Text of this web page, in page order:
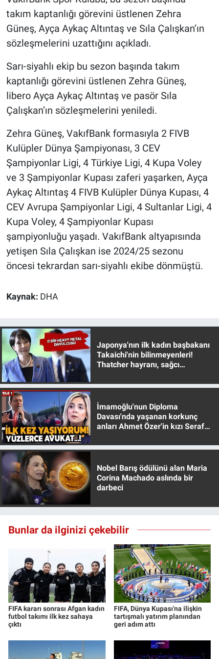
takım kaptanlığı görevini üstlenen Zehra
Güneş, Ayça Aykaç Altıntaş ve Sıla Çalışkan’ın
sözleşmelerini uzattığını açıkladı.
Sarı-siyahlı ekip bu sezon başında takım
kaptanlığı görevini üstlenen Zehra Güneş,
libero Ayça Aykaç Altıntaş ve pasör Sıla
Çalışkan’ın sözleşmelerini yeniledi.
Zehra Güneş, VakıfBank formasıyla 2 FIVB
Kulüpler Dünya Şampiyonası, 3 CEV
Şampiyonlar Ligi, 4 Türkiye Ligi, 4 Kupa Voley
ve 3 Şampiyonlar Kupası zaferi yaşarken, Ayça
Aykaç Altıntaş 4 FIVB Kulüpler Dünya Kupası, 4
CEV Avrupa Şampiyonlar Ligi, 4 Sultanlar Ligi, 4
Kupa Voley, 4 Şampiyonlar Kupası
şampiyonluğu yaşadı. VakıfBank altyapısında
yetişen Sıla Çalışkan ise 2024/25 sezonu
öncesi tekrardan sarı-siyahlı ekibe dönmüştü.
Kaynak: DHA
Japonya'nın ilk kadın başbakanı
Takaichi'nin bilinmeyenleri!
Thatcher hayranı, sağcı
İmamoğlu'nun Diploma
Davası'nda yaşanan korkunç
anları Ahmet Özer'in kızı Seraf
Nobel Barış ödülünü alan Maria
Corina Machado aslında bir
darbeci
Bunlar da ilginizi çekebilir
FIFA kararı sonrası Afgan kadın
futbol takımı ilk kez sahaya
çıktı
FIFA, Dünya Kupası'na ilişkin
tartışmalı yatırım planından
geri adım attı
Gündem Özel
Günün görüntüsü
Haber
İlan
Koronavirüs
Kültür Sanat
Ne demişti
Nedir
Popüler
Sağlık
Teknoloji
Türkiye'nin Geleceği
Türkiye'nin Gündemi
Yerel Gündem
Yerel Yaşam
Canlı Yayın